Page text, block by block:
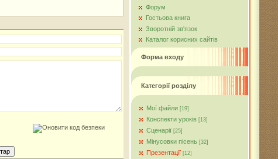
Форум
Гостьова книга
Зворотній зв'язок
Каталог корисних сайтів
Форма входу
Категорії розділу
Мої файли [19]
Конспекти уроків [13]
Сценарії [25]
Мінусовки пісень [32]
Презентації [12]